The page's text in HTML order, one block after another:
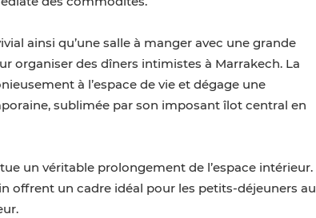
ainsi qu’une salle à manger avec une grande
organiser des dîners intimistes à Marrakech. La
à l’espace de vie et dégage une
sublimée par son imposant îlot central en
un véritable prolongement de l’espace intérieur.
offrent un cadre idéal pour les petits-déjeuners au